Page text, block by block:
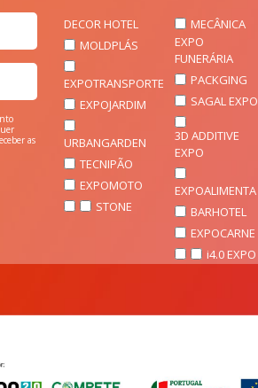
as
DECOR HOTEL
MOLDPLÁS
EXPOTRANSPORTE
EXPOJARDIM
URBANGARDEN
TECNIPÃO
EXPOMOTO
STONE
MECÂNICA
EXPO
FUNERÁRIA
PACKGING
SAGAL EXPO
3D ADDITIVE
EXPO
EXPOALIMENTA
BARHOTEL
EXPOCARNE
i4.0 EXPO